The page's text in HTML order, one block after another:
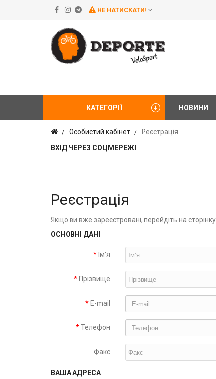
НЕ НАТИСКАТИ!
КАТЕГОРІЇ НОВИНИ
Особистий кабінет
Реєстрація
ВХІД ЧЕРЕЗ СОЦМЕРЕЖІ
Реєстрація
Якщо ви вже зареєстровані, перейдіть на сторінку
ОСНОВНІ ДАНІ
Ім’я
Прізвище
E-mail
Телефон
Факс
ВАША АДРЕСА